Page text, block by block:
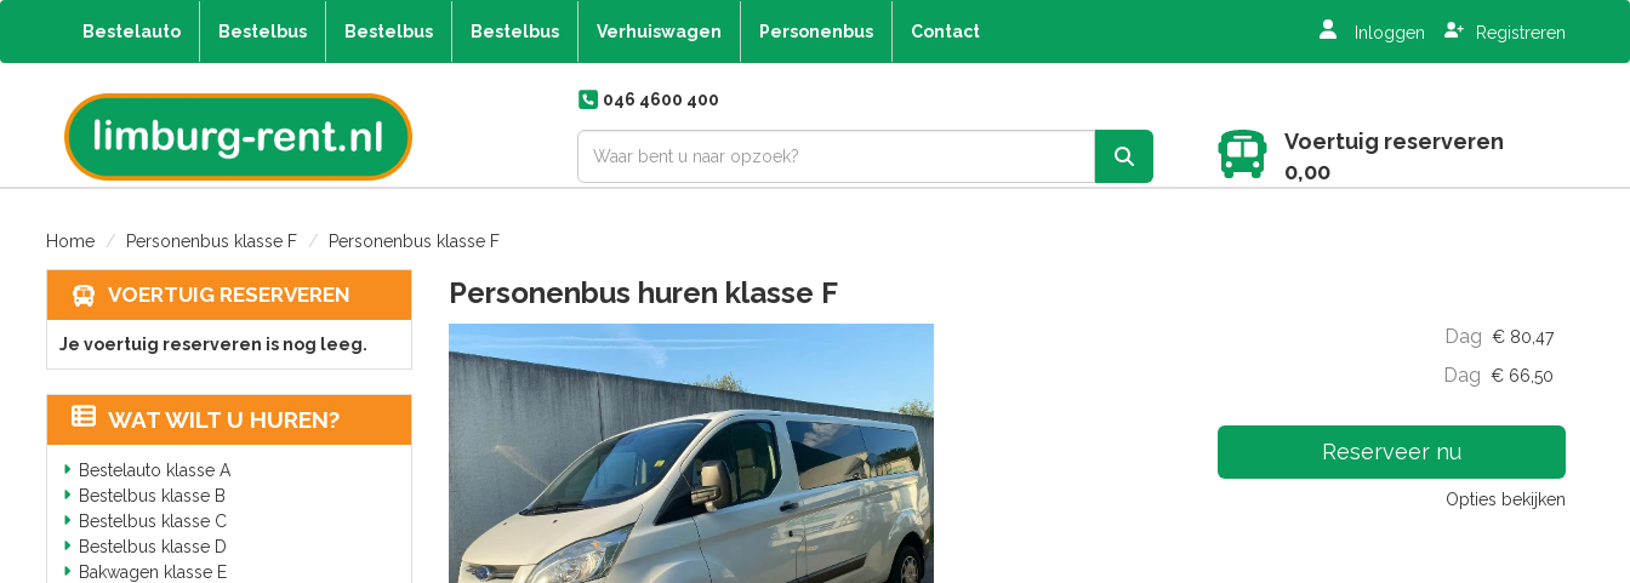
Bestelauto Bestelbus Bestelbus Bestelbus Verhuiswagen Personenbus Contact Inloggen Registreren
046 4600 400
Voertuig reserveren
0,00
Home Personenbus klasse F Personenbus klasse F
VOERTUIG RESERVEREN
Je voertuig reserveren is nog leeg.
WAT WILT U HUREN?
Bestelauto klasse A
Bestelbus klasse B
Bestelbus klasse C
Bestelbus klasse D
Bakwagen klasse E
Personenbus huren klasse F
Dag € 80,47
Dag € 66,50
Reserveer nu
Opties bekijken